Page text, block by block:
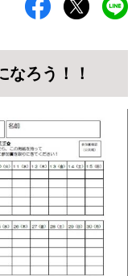
なろう！！